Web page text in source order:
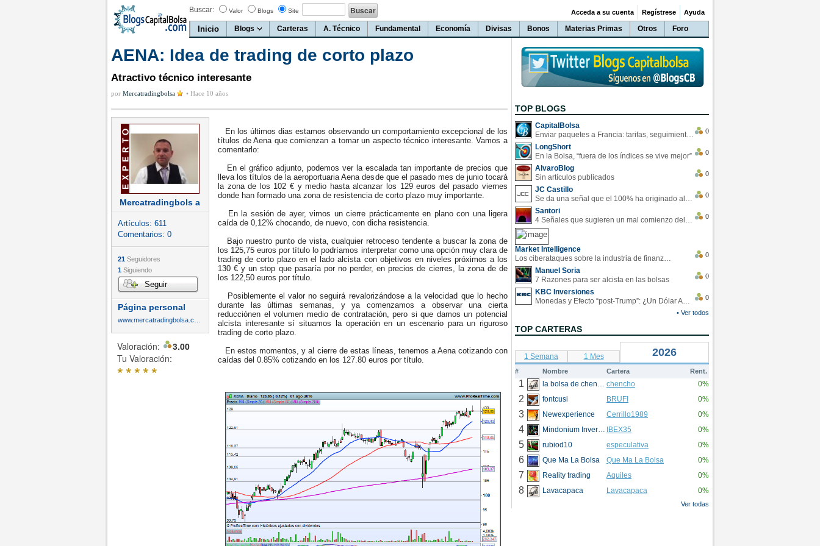
Buscar: Valor Blogs Site
Inicio Blogs Carteras A. Técnico Fundamental Economía Divisas Bonos Materias Primas Otros Foro
Acceda a su cuenta Regístrese Ayuda
AENA: Idea de trading de corto plazo
Atractivo técnico interesante
por Mercatradingbolsa • Hace 10 años
Mercatradingbols a
Artículos: 611
Comentarios: 0
21 Seguidores
1 Siguiendo
Seguir
Página personal
Valoración:
3.00
Tu Valoración:
*****
En los últimos dias estamos observando un comportamiento excepcional de los
títulos de Aena que comienzan a tomar un aspecto técnico interesante. Vamos a
comentarlo:
En el gráfico adjunto, podemos ver la escalada tan importante de precios que
lleva los títulos de la aeroportuaria Aena desde que el pasado mes de junio tocará
la zona de los 102 € y medio hasta alcanzar los 129 euros del pasado viernes
donde han formado una zona de resistencia de corto plazo muy importante.
En la sesión de ayer, vimos un cierre prácticamente en plano con una ligera
caída de 0,12% chocando, de nuevo, con dicha resistencia.
Bajo nuestro punto de vista, cualquier retroceso tendente a buscar la zona de
los 125,75 euros por título lo podríamos interpretar como una opción muy clara de
trading de corto plazo en el lado alcista con objetivos en niveles próximos a los
130 € y un stop que pasaría por no perder, en precios de cierres, la zona de de
los 122,50 euros por título.
Posiblemente el valor no seguirá revalorizándose a la velocidad que lo hecho
durante las últimas semanas, y ya comenzamos a observar una cierta
reducciónen el volumen medio de contratación, pero si que damos un potencial
alcista interesante sí situamos la operación en un escenario para un riguroso
trading de corto plazo.
En estos momentos, y al cierre de estas líneas, tenemos a Aena cotizando con
caídas del 0.85% cotizando en los 127.80 euros por título.
TOP BLOGS
CapitalBolsa
Enviar paquetes a Francia: tarifas, seguimiento y ventajas destacadas
0
LongShort
En la Bolsa, “fuera de los índices se vive mejor”
0
AlvaroBlog
Sin artículos publicados
0
JC Castillo
Se da una señal que el 100% ha originado alzas en las bolsas
0
Santori
4 Señales que sugieren un mal comienzo del 3T de la economía EEUU
0
Market Intelligence
Los ciberataques sobre la industria de finanzas se han duplicado este año
0
Manuel Soria
7 Razones para ser alcista en las bolsas
0
KBC Inversiones
Monedas y Efecto “post-Trump”: ¿Un Dólar Americano operando en rangos?
0
• Ver todos
TOP CARTERAS
1 Semana 1 Mes 2026
# Nombre Cartera Rent.
1 la bolsa de chencho chencho 0%
2 fontcusi BRUFI 0%
3 Newexperience Cerrillo1989 0%
4 Mindonium Inversions IBEX35 0%
5 rubiod10 especulativa 0%
6 Que Ma La Bolsa Que Ma La Bolsa 0%
7 Reality trading Aquiles 0%
8 Lavacapaca Lavacapaca 0%
Ver todas